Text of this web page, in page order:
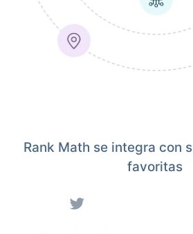
Rank Math se integra con
favoritas